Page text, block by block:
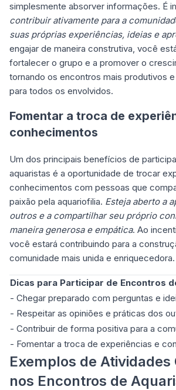
simplesmente absorver informações. É
contribuir ativamente para a
suas próprias experiências, ideias e
engajar de maneira construtiva, você
fortalecer o grupo e a promover o
tornando os encontros mais produtivos
para todos os envolvidos.
Fomentar a troca de
conhecimentos
Um dos principais benefícios de
aquaristas é a oportunidade de trocar
conhecimentos com pessoas que
paixão pela aquariofilia. Esteja aberto a
outros e a compartilhar seu próprio
maneira generosa e empática. Ao
você estará contribuindo para a
comunidade mais unida e enriquecedora.
Dicas para Participar de Encontros
- Chegar preparado com perguntas e
- Respeitar as opiniões e práticas dos
- Contribuir de forma positiva para a
- Fomentar a troca de experiências e
Exemplos de Atividades
nos Encontros de